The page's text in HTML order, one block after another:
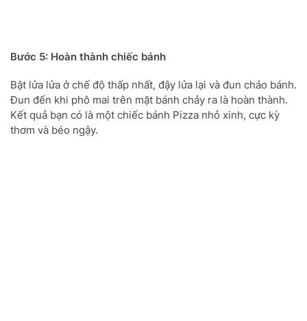
Bước 5: Hoàn thành chiếc bánh
Bật lửa lửa ở chế độ thấp nhất, đậy lửa lại và đun chảo bánh.
Đun đến khi phô mai trên mặt bánh chảy ra là hoàn thành.
Kết quả bạn có là một chiếc bánh Pizza nhỏ xinh, cực kỳ
thơm và béo ngậy.